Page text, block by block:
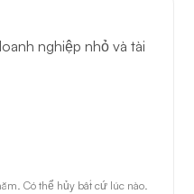
nghiệp nhỏ và tài
Có thể hủy bất cứ lúc nào.